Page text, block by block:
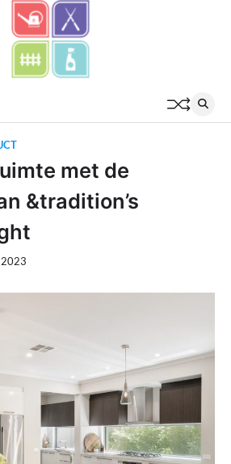
met de
&tradition’s